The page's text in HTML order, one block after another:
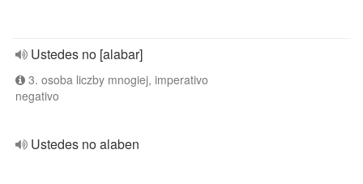
Ustedes no [alabar]
3. osoba liczby mnogiej, imperativo
negativo
Ustedes no alaben